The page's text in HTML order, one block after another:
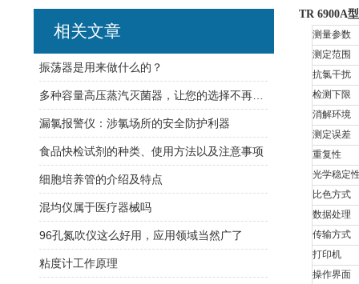
TR 6900A
测量参数
测定范围
抗氯干扰
检测下限
消解环境
测定误差
重复性
光学稳定
比色方式
数据处理
传输方式
打印机
操作界面
相关文章
振荡器是用来做什么的？
漏氯报警仪：涉氯场所的安全防护利器
食品快检试剂的种类、使用方法以及注意事项
细胞培养管的介绍及特点
混均仪属于医疗器械吗
96孔氮吹仪这么好用，应用领域当然广了
粘度计工作原理